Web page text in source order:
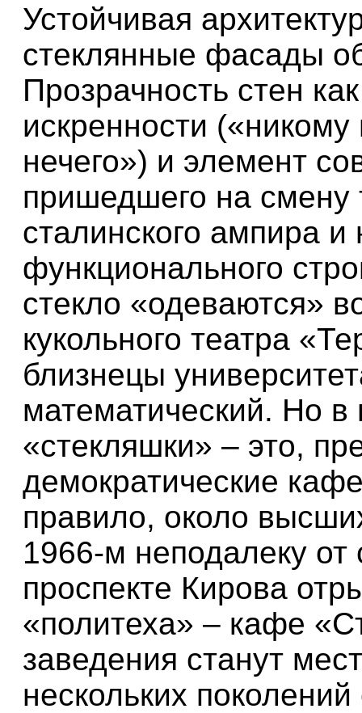
Устойчивая
стеклянные фасады
Прозрачность стен
искренности («никому
нечего») и элемент
пришедшего на смену
сталинского ампира и
функционального
стекло «одеваются»
кукольного театра
близнецы
математический. Но в
«стекляшки» – это,
демократические
правило, около
1966-м неподалеку от
проспекте Кирова
«политеха» – кафе
заведения станут
нескольких